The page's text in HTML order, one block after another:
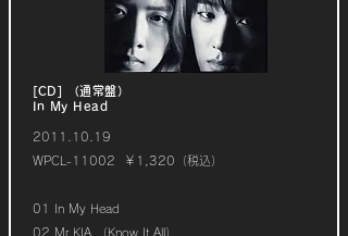
[CD] （通常盤）
In My Head
2011.10.19
WPCL-11002 ￥1,320（税込）
01 In My Head
02 Mr.KIA （Know It All）